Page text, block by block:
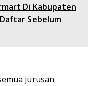
Di Kabupaten
Sebelum
jurusan.